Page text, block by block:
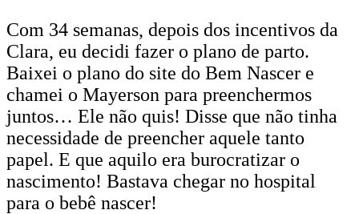
Com 34 semanas, depois dos incentivos da
Clara, eu decidi fazer o plano de parto.
Baixei o plano do site do Bem Nascer e
chamei o Mayerson para preenchermos
juntos… Ele não quis! Disse que não tinha
necessidade de preencher aquele tanto
papel. E que aquilo era burocratizar o
nascimento! Bastava chegar no hospital
para o bebê nascer!